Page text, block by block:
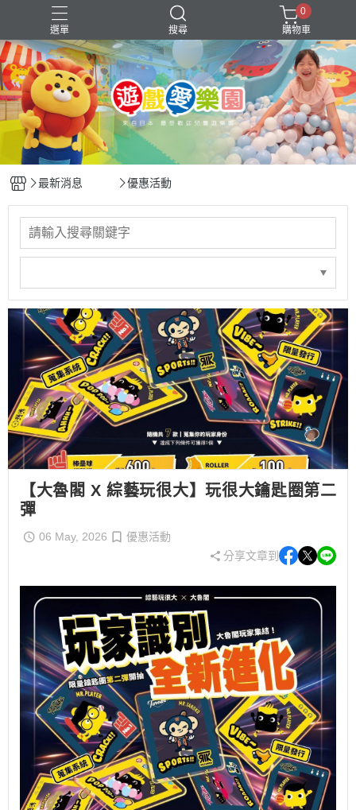
選單 搜尋
年中慶 會員優惠
0
購物車
最新消息 優惠活動
【大魯閣 X 綜藝玩很大】玩很大鑰匙圈第二
彈
06 May, 2026
優惠活動
分享文章到